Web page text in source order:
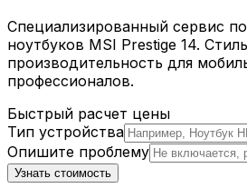
Специализированный сервис
ноутбуков MSI Prestige 14.
производительность для
профессионалов.
Быстрый расчет цены
Тип устройства
Опишите проблему
Узнать стоимость